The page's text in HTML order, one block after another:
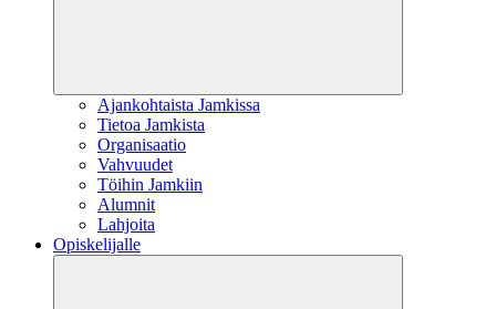
Ajankohtaista Jamkissa
Tietoa Jamkista
Organisaatio
Vahvuudet
Töihin Jamkiin
Alumnit
Lahjoita
Opiskelijalle